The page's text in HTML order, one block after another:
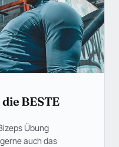
BESTE
Übung
auch das